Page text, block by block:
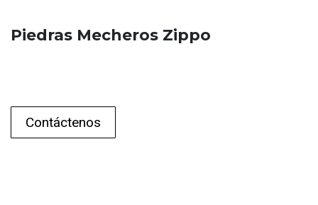
Piedras Mecheros Zippo
Contáctenos